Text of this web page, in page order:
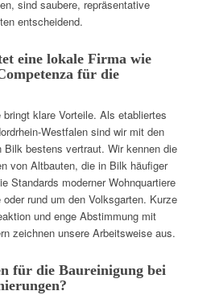
sind saubere, repräsentative
entscheidend.
eine lokale Firma wie
für die
klare Vorteile. Als etabliertes
Westfalen sind wir mit den
Bilk bestens vertraut. Wir kennen die
von Altbauten, die in Bilk häufiger
Standards moderner Wohnquartiere
rund um den Volksgarten. Kurze
und enge Abstimmung mit
zeichnen unsere Arbeitsweise aus.
für die Baureinigung bei